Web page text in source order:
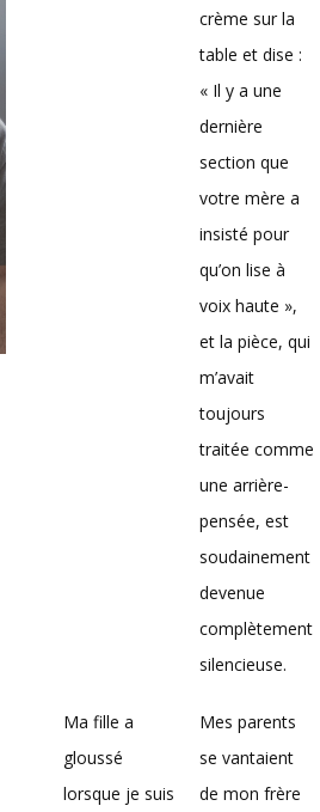
crème sur la
table et dise :
« Il y a une
dernière
section que
votre mère a
insisté pour
qu’on lise à
voix haute »,
et la pièce, qui
m’avait
toujours
traitée comme
une arrière-
pensée, est
soudainement
devenue
complètement
silencieuse.
Ma fille a
gloussé
lorsque je suis
Mes parents
se vantaient
de mon frère